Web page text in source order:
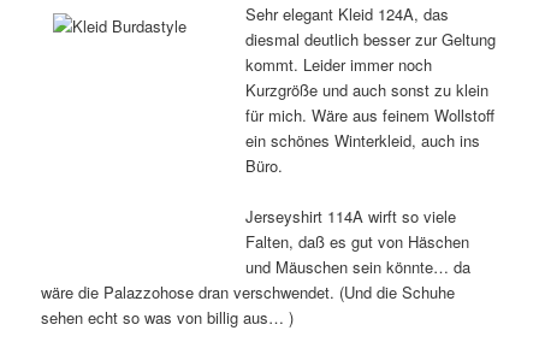
Sehr elegant Kleid 124A, das
diesmal deutlich besser zur Geltung
kommt. Leider immer noch
Kurzgröße und auch sonst zu klein
für mich. Wäre aus feinem Wollstoff
ein schönes Winterkleid, auch ins
Büro.
Jerseyshirt 114A wirft so viele
Falten, daß es gut von Häschen
und Mäuschen sein könnte… da
wäre die Palazzohose dran verschwendet. (Und die Schuhe
sehen echt so was von billig aus… )